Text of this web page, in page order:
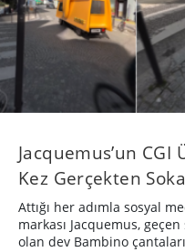
Jacquemus’un
Kez Gerçekten
Attığı her adımla sosyal
markası Jacquemus,
olan dev Bambino